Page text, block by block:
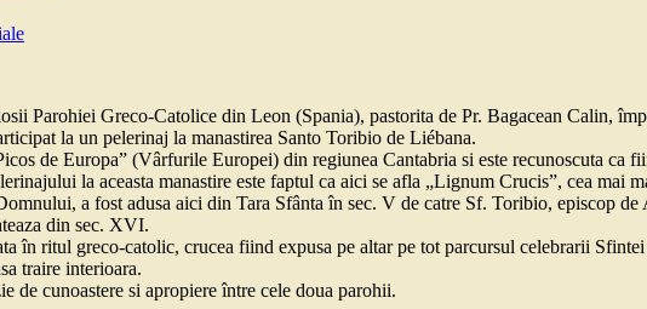
Parohiei Greco-Catolice din Leon (Spania), pastorita de Pr. Bagacean Calin,
la un pelerinaj la manastirea Santo Toribio de Liébana.
de Europa” (Vârfurile Europei) din regiunea Cantabria si este recunoscuta ca
la aceasta manastire este faptul ca aici se afla „Lignum Crucis”, cea mai
a fost adusa aici din Tara Sfânta în sec. V de catre Sf. Toribio, episcop
din sec. XVI.
în ritul greco-catolic, crucea fiind expusa pe altar pe tot parcursul celebrarii
traire interioara.
de cunoastere si apropiere între cele doua parohii.